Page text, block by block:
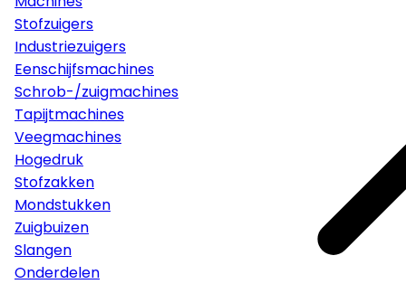
Stofzuigers
Industriezuigers
Eenschijfsmachines
Schrob-/zuigmachines
Tapijtmachines
Veegmachines
Hogedruk
Stofzakken
Mondstukken
Zuigbuizen
Slangen
Onderdelen